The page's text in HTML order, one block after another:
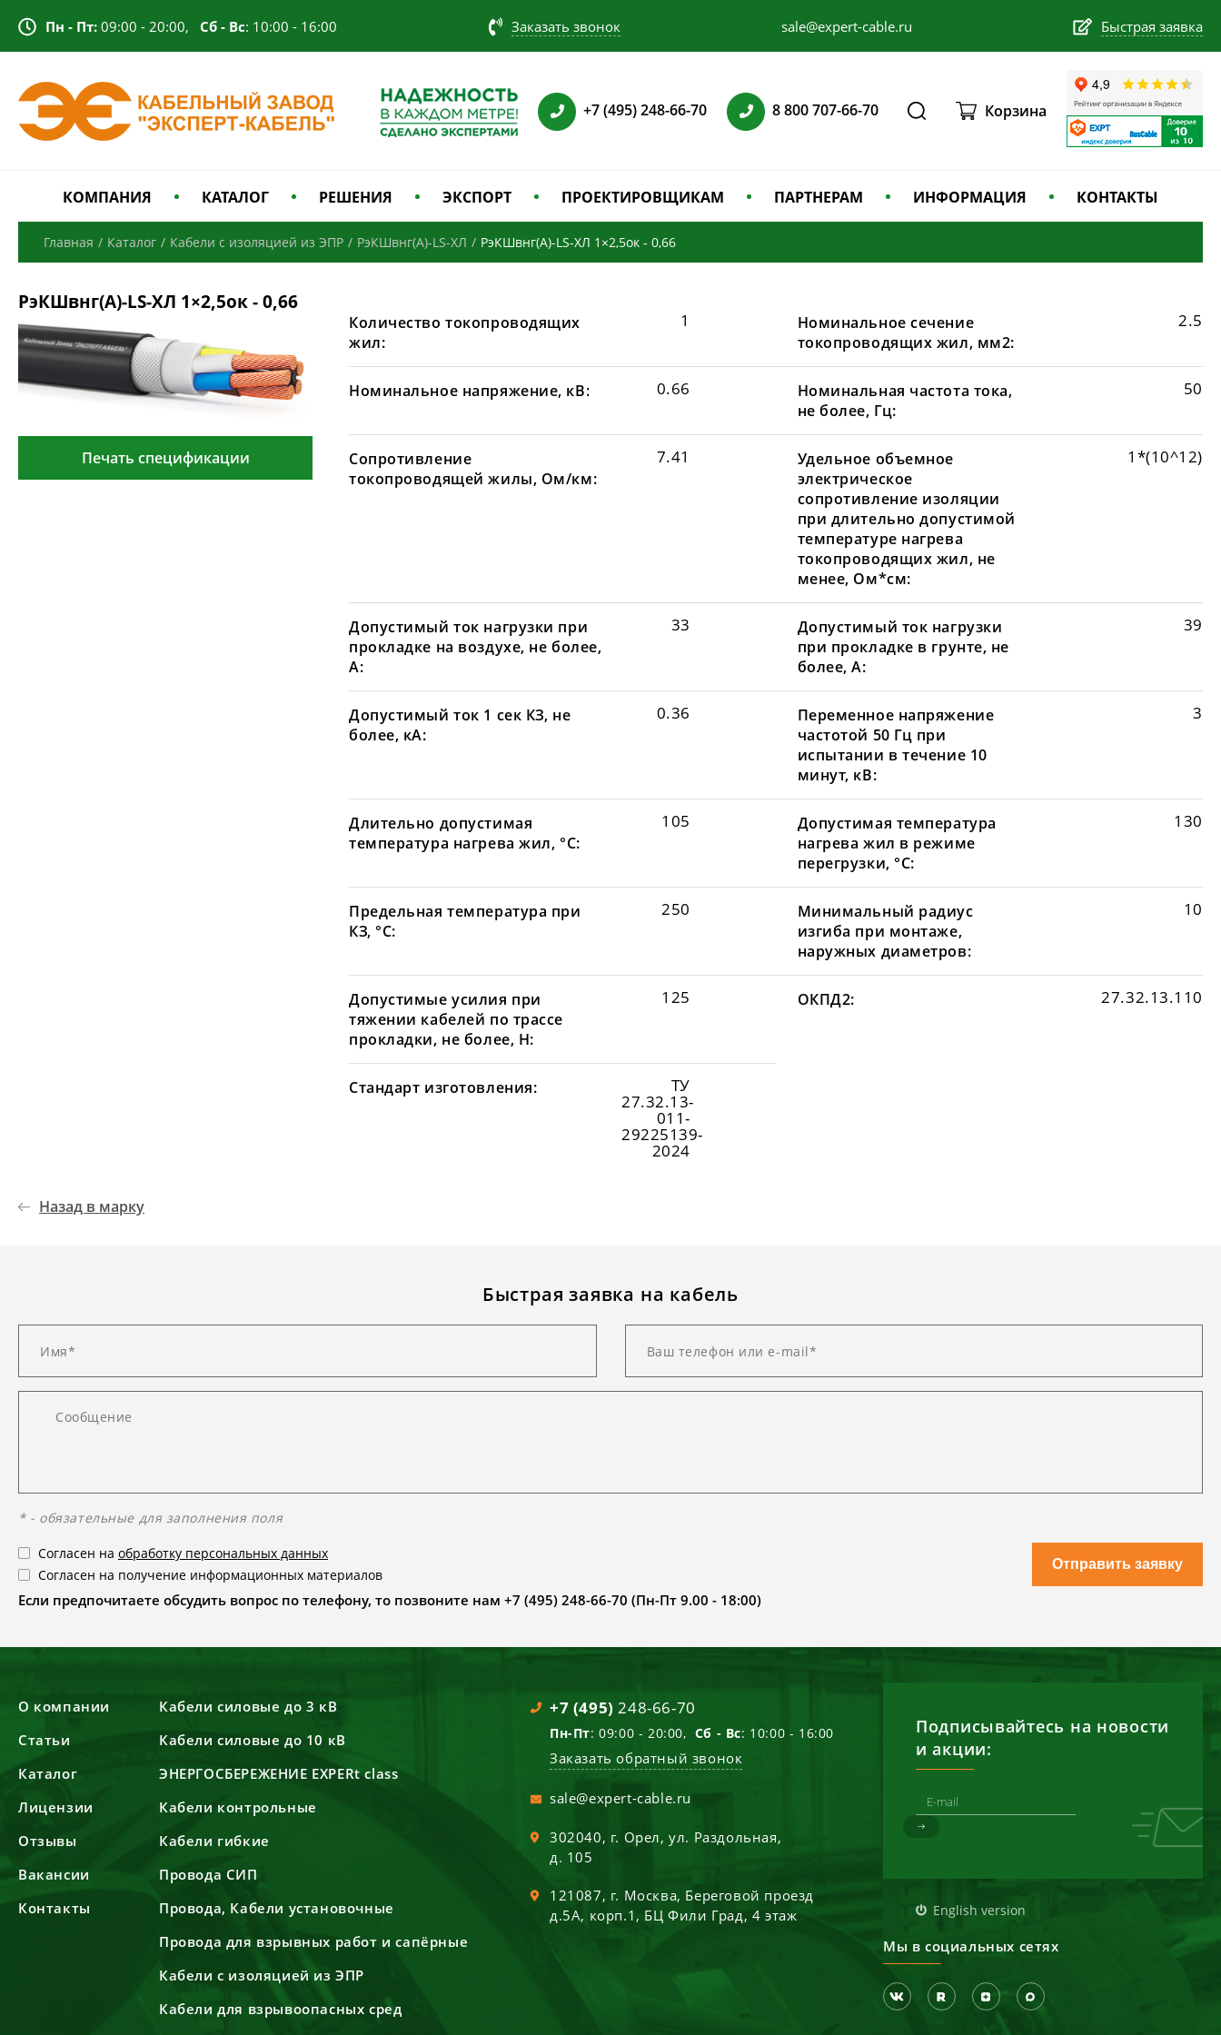
Пн - Пт: 09:00 - 20:00, Сб - Вс: 10:00 - 16:00 Заказать звонок sale@expert-cable.ru Быстрая заявка
+7 (495) 248-66-70 8 800 707-66-70 Корзина
КОМПАНИЯ КАТАЛОГ РЕШЕНИЯ ЭКСПОРТ ПРОЕКТИРОВЩИКАМ ПАРТНЕРАМ ИНФОРМАЦИЯ КОНТАКТЫ
Главная / Каталог / Кабели с изоляцией из ЭПР / РэКШвнг(А)-LS-ХЛ / РэКШвнг(А)-LS-ХЛ 1×2,5ок - 0,66
РэКШвнг(А)-LS-ХЛ 1×2,5ок - 0,66
Печать спецификации
Количество токопроводящих
жил:
1
Номинальное сечение
токопроводящих жил, мм2:
2.5
Номинальное напряжение, кВ: 0.66
Номинальная частота тока,
не более, Гц:
50
Сопротивление
токопроводящей жилы, Ом/км:
7.41
Удельное объемное
электрическое
сопротивление изоляции
при длительно допустимой
температуре нагрева
токопроводящих жил, не
менее, Ом*см:
1*(10^12)
Допустимый ток нагрузки при
прокладке на воздухе, не более,
А:
33
Допустимый ток нагрузки
при прокладке в грунте, не
более, А:
39
Допустимый ток 1 сек КЗ, не
более, кА:
0.36
Переменное напряжение
частотой 50 Гц при
испытании в течение 10
минут, кВ:
3
Длительно допустимая
температура нагрева жил, °С:
105
Допустимая температура
нагрева жил в режиме
перегрузки, °С:
130
Предельная температура при
КЗ, °С:
250
Минимальный радиус
изгиба при монтаже,
наружных диаметров:
10
Допустимые усилия при
тяжении кабелей по трассе
прокладки, не более, Н:
125 ОКПД2: 27.32.13.110
Стандарт изготовления: ТУ
27.32.13-
011-
29225139-
2024
Назад в марку
Быстрая заявка на кабель
* - обязательные для заполнения поля
Согласен на обработку персональных данных
Согласен на получение информационных материалов
Если предпочитаете обсудить вопрос по телефону, то позвоните нам +7 (495) 248-66-70 (Пн-Пт 9.00 - 18:00)
Отправить заявку
О компании
Статьи
Каталог
Лицензии
Отзывы
Вакансии
Контакты
Кабели силовые до 3 кВ
Кабели силовые до 10 кВ
ЭНЕРГОСБЕРЕЖЕНИЕ EXPERt class
Кабели контрольные
Кабели гибкие
Провода СИП
Провода, Кабели установочные
Провода для взрывных работ и сапёрные
Кабели с изоляцией из ЭПР
Кабели для взрывоопасных сред
+7 (495) 248-66-70
Пн-Пт: 09:00 - 20:00, Сб - Вс: 10:00 - 16:00
Заказать обратный звонок
sale@expert-cable.ru
302040, г. Орел,ул. Раздольная,
д. 105
121087, г. Москва, Береговой проезд
д.5А, корп.1, БЦ Фили Град, 4 этаж
Подписывайтесь на новости
и акции:
English version
Мы в социальных сетях